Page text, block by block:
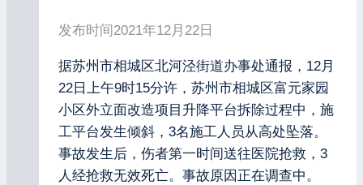
发布时间2021年12月22日
据苏州市相城区北河泾街道办事处通报，12月
22日上午9时15分许，苏州市相城区富元家园
小区外立面改造项目升降平台拆除过程中，施
工平台发生倾斜，3名施工人员从高处坠落。
事故发生后，伤者第一时间送往医院抢救，3
人经抢救无效死亡。事故原因正在调查中。